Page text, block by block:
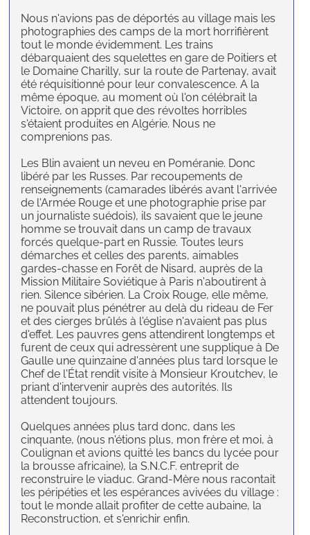
Nous n'avions pas de déportés au village mais les
photographies des camps de la mort horrifièrent
tout le monde évidemment. Les trains
débarquaient des squelettes en gare de Poitiers et
le Domaine Charilly, sur la route de Partenay, avait
été réquisitionné pour leur convalescence. A la
même époque, au moment où l'on célébrait la
Victoire, on apprit que des révoltes horribles
s'étaient produites en Algérie. Nous ne
comprenions pas.
Les Blin avaient un neveu en Poméranie. Donc
libéré par les Russes. Par recoupements de
renseignements (camarades libérés avant l'arrivée
de l'Armée Rouge et une photographie prise par
un journaliste suédois), ils savaient que le jeune
homme se trouvait dans un camp de travaux
forcés quelque-part en Russie. Toutes leurs
démarches et celles des parents, aimables
gardes-chasse en Forêt de Nisard, auprès de la
Mission Militaire Soviétique à Paris n'aboutirent à
rien. Silence sibérien. La Croix Rouge, elle même,
ne pouvait plus pénétrer au delà du rideau de Fer
et des cierges brûlés à l'église n'avaient pas plus
d'effet. Les pauvres gens attendirent longtemps et
furent de ceux qui adressèrent une supplique à De
Gaulle une quinzaine d'années plus tard lorsque le
Chef de l'État rendit visite à Monsieur Kroutchev, le
priant d'intervenir auprès des autorités. Ils
attendent toujours.
Quelques années plus tard donc, dans les
cinquante, (nous n'étions plus, mon frère et moi, à
Coulignan et avions quitté les bancs du lycée pour
la brousse africaine), la S.N.C.F. entreprit de
reconstruire le viaduc. Grand-Mère nous racontait
les péripéties et les espérances avivées du village :
tout le monde allait profiter de cette aubaine, la
Reconstruction, et s'enrichir enfin.